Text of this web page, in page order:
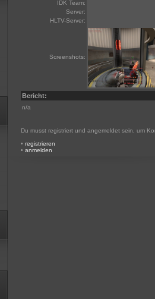
IDK Team:
Server:
HLTV-Server:
Screenshots:
Bericht:
n/a
Du musst registriert und angemeldet sein, um
• registrieren
• anmelden